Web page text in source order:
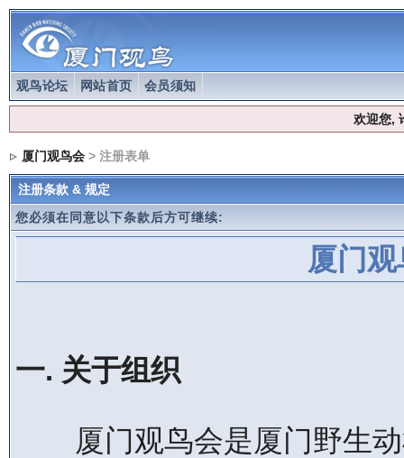
观鸟论坛 网站首页 会员须知
欢迎您,
厦门观鸟会> 注册表单
注册条款 & 规定
您必须在同意以下条款后方可继续:
厦门
一. 关于组织
厦门观鸟会是厦门野生动